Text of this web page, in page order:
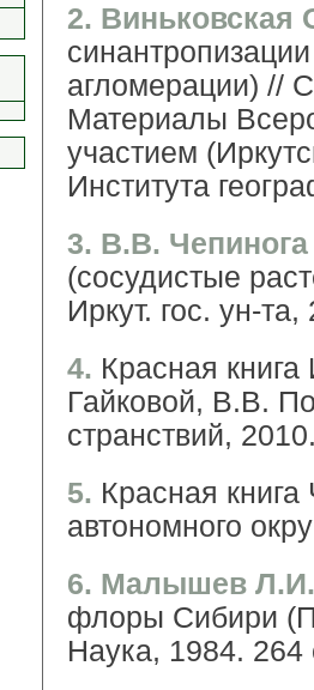
2.
агломерации) //
Материалы
участием
Института
3. В.В.
(сосудистые
Иркут. гос. ун-
4. Красная
Гайковой, В.В.
странствий,
5. Красная книга
автономного
6. Малышев
флоры Сибири
Наука, 1984. 264